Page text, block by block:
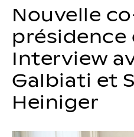
Nouvelle
présidence
Interview
Galbiati et
Heiniger